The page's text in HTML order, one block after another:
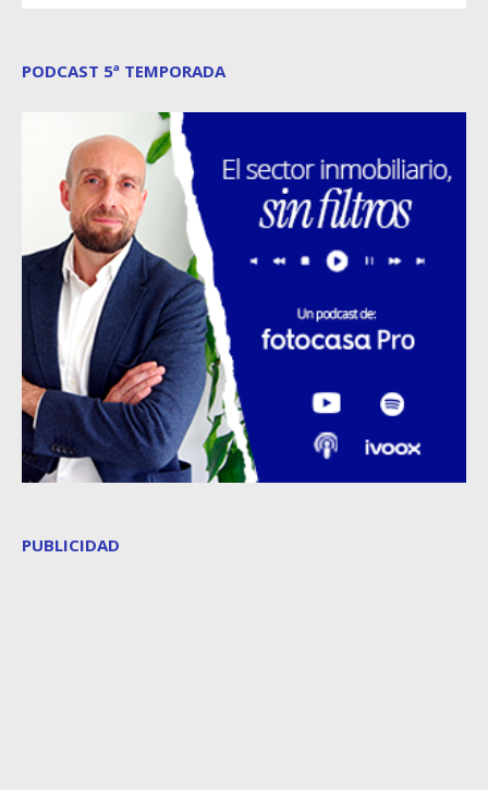
PODCAST 5ª TEMPORADA
PUBLICIDAD